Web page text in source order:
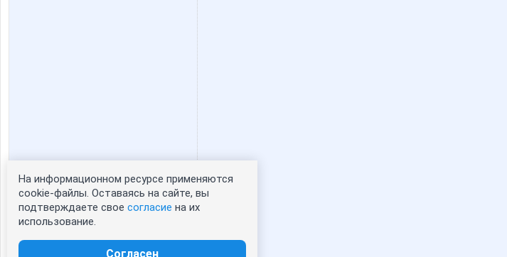
Статистика портрета:
сейчас просматривают портрет - 0
зарегистрированные пользователи
На информационном ресурсе применяются
cookie-файлы. Оставаясь на сайте, вы
подтверждаете свое согласие на их
использование.
Согласен